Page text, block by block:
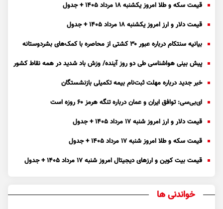
قیمت سکه و طلا امروز یکشنبه ۱۸ مرداد ۱۴۰۵ + جدول
قیمت دلار و ارز امروز یکشنبه ۱۸ مرداد ۱۴۰۵ + جدول
بیانیه سنتکام درباره عبور ۳۰ کشتی از محاصره با کمک‌های بشردوستانه
پیش بینی هواشناسی طی دو روز آینده/ وزش باد شدید در همه نقاط کشور
خبر جدید درباره مهلت ثبت‌نام بیمه تکمیلی بازنشستگان
ای‌بی‌سی: توافق ایران و عمان درباره تنگه هرمز ۶۰ روزه است
قیمت دلار و ارز امروز شنبه ۱۷ مرداد ۱۴۰۵ + جدول
قیمت سکه و طلا امروز شنبه ۱۷ مرداد ۱۴۰۵ + جدول
قیمت بیت کوین و ارز‌های دیجیتال امروز شنبه ۱۷ مرداد ۱۴۰۵ + جدول
خواندنی ها